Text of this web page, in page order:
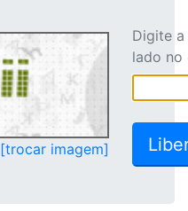
[trocar imagem]
Digite
lado no